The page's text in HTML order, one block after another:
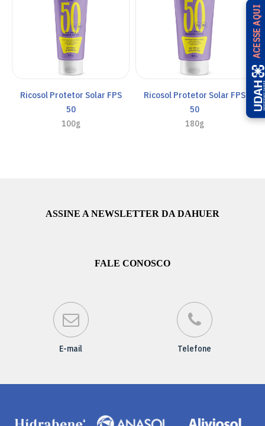
ACESSE AQUI
Ricosol Protetor Solar FPS
50
100g
Ricosol Protetor Solar FPS
50
180g
ASSINE A NEWSLETTER DA DAHUER
FALE CONOSCO
E-mail Telefone